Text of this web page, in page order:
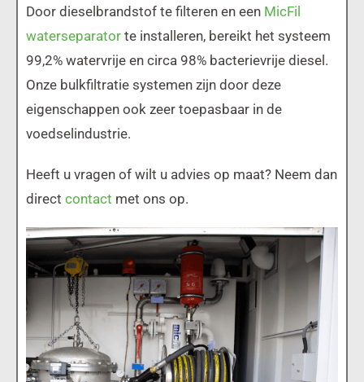
Door dieselbrandstof te filteren en een MicFil
waterseparator te installeren, bereikt het systeem
99,2% watervrije en circa 98% bacterievrije diesel.
Onze bulkfiltratie systemen zijn door deze
eigenschappen ook zeer toepasbaar in de
voedselindustrie.
Heeft u vragen of wilt u advies op maat? Neem dan
direct contact met ons op.